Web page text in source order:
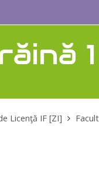
1
Licenţă IF [ZI]